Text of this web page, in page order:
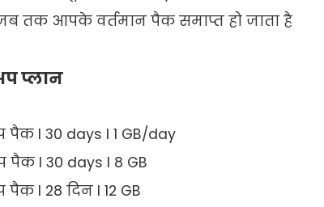
तक आपके वर्तमान पैक समाप्त हो जाता है
प्लान
पैक I 30 days I 1 GB/day
पैक I 30 days I 8 GB
पैक I 28 दिन I 12 GB